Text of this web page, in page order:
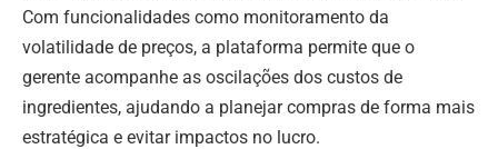
Com funcionalidades como monitoramento da
volatilidade de preços, a plataforma permite que o
gerente acompanhe as oscilações dos custos de
ingredientes, ajudando a planejar compras de forma mais
estratégica e evitar impactos no lucro.